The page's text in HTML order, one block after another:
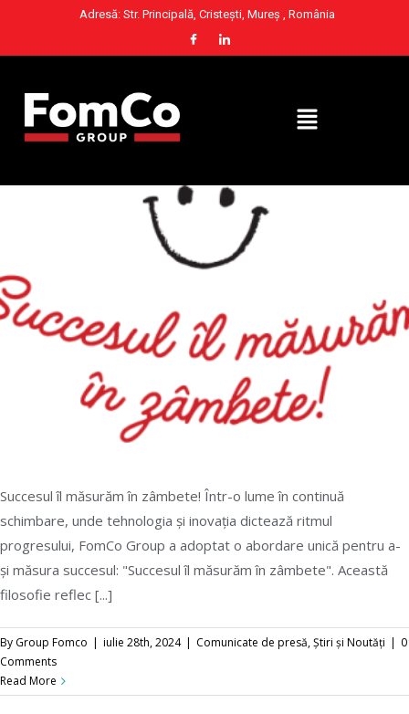
Adresă: Str. Principală, Cristești, Mureș , România
Succesul îl măsurăm în zâmbete! Într-o lume în continuă
schimbare, unde tehnologia și inovația dictează ritmul
progresului, FomCo Group a adoptat o abordare unică pentru a-
și măsura succesul: "Succesul îl măsurăm în zâmbete". Această
filosofie reflec [...]
By Group Fomco iulie 28th, 2024 Comunicate de presă,Știri și Noutăți
0
Comments
Read More